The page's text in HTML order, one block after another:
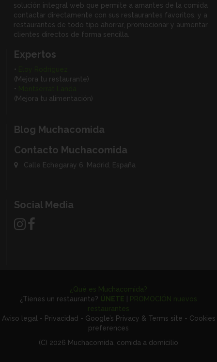
solución integral web que permite a amantes de la comida
contactar directamente con sus restaurantes favoritos, y a
restaurantes de todo tipo ahorrar, promocionar y aumentar
clientes directos de forma sencilla.
Expertos
•
(Mejora tu restaurante)
•
(Mejora tu alimentación)
Blog Muchacomida
Contacto Muchacomida
Calle Echegaray 6, Madrid. España
Social Media
¿Qué es Muchacomida?
¿Tienes un restaurante? ÚNETE
PROMOCIÓN nuevos
restaurantes
Aviso legal
- Privacidad - Google’s Privacy & Terms site - Cookies
preferences
(C) 2026 Muchacomida, comida a domicilio